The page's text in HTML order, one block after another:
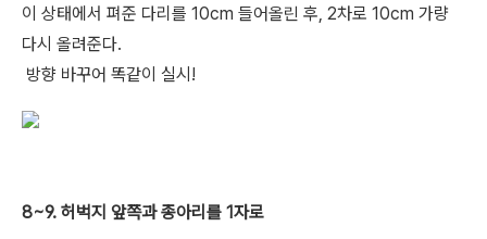
이 상태에서 펴준 다리를 10cm 들어올린 후, 2차로 10cm 가량
다시 올려준다.
방향 바꾸어 똑같이 실시!
8~9. 허벅지 앞쪽과 종아리를 1자로